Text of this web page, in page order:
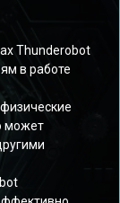
Thunderobot
в работе
может